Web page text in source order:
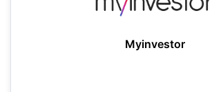
Myinvestor